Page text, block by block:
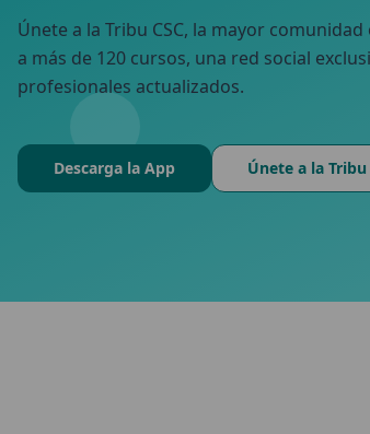
Únete a la Tribu CSC, la mayor
a más de 120 cursos, una red social
profesionales actualizados.
Descarga la App Únete a la Tribu